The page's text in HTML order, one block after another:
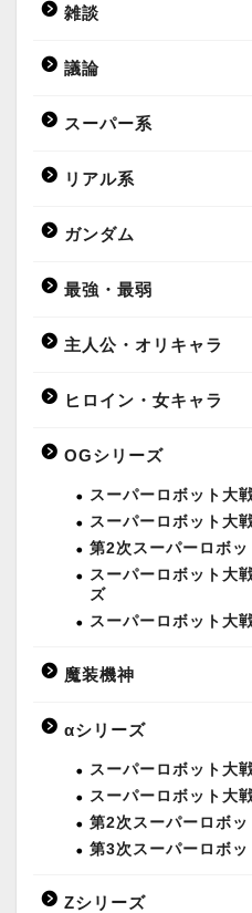
雑談
議論
スーパー系
リアル系
ガンダム
最強・最弱
主人公・オリキャラ
ヒロイン・女キャラ
OGシリーズ
スーパーロボット大
スーパーロボット大
第2次スーパーロボッ
スーパーロボット大
ズ
スーパーロボット大
魔装機神
αシリーズ
スーパーロボット大
スーパーロボット大
第2次スーパーロボ
第3次スーパーロボ
Zシリーズ